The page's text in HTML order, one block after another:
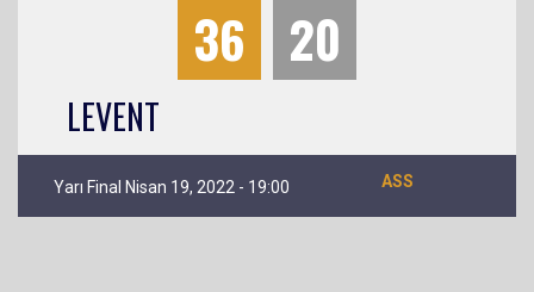
36 20
LEVENT
Yarı Final Nisan 19, 2022 - 19:00 ASS